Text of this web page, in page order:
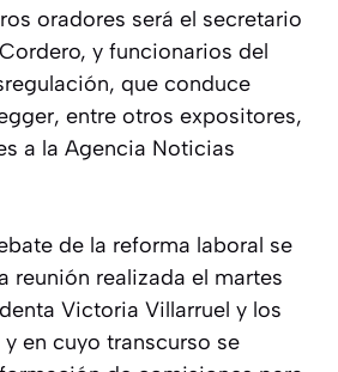
oradores será el secretario
y funcionarios del
que conduce
entre otros expositores,
a la Agencia Noticias
de la reforma laboral se
reunión realizada el martes
Victoria Villarruel y los
en cuyo transcurso se